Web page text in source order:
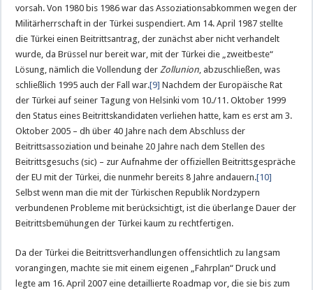
vorsah. Von 1980 bis 1986 war das Assoziationsabkommen wegen der
Militärherrschaft in der Türkei suspendiert. Am 14. April 1987 stellte
die Türkei einen Beitrittsantrag, der zunächst aber nicht verhandelt
wurde, da Brüssel nur bereit war, mit der Türkei die „zweitbeste“
Lösung, nämlich die Vollendung derZollunion, abzuschließen, was
schließlich 1995 auch der Fall war.[9] Nachdem der Europäische Rat
der Türkei auf seiner Tagung von Helsinki vom 10./11. Oktober 1999
den Status eines Beitrittskandidaten verliehen hatte, kam es erst am 3.
Oktober 2005 – dh über 40 Jahre nach dem Abschluss der
Beitrittsassoziation und beinahe 20 Jahre nach dem Stellen des
Beitrittsgesuchs (sic) – zur Aufnahme der offiziellen Beitrittsgespräche
der EU mit der Türkei, die nunmehr bereits 8 Jahre andauern.[10]
Selbst wenn man die mit der Türkischen Republik Nordzypern
verbundenen Probleme mit berücksichtigt, ist die überlange Dauer der
Beitrittsbemühungen der Türkei kaum zu rechtfertigen.
Da der Türkei die Beitrittsverhandlungen offensichtlich zu langsam
vorangingen, machte sie mit einem eigenen „Fahrplan“ Druck und
legte am 16. April 2007 eine detaillierte Roadmap vor, die sie bis zum